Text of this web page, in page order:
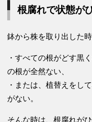
根腐れで状態が
鉢から株を取り出した時
・すべての根がどす黒
の根が全然ない、
・または、植替えをし
がない。
そんな時は、根腐れが